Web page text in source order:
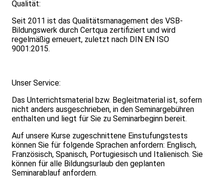
Qualität:
Seit 2011 ist das Qualitätsmanagement des VSB-
Bildungswerk durch Certqua zertifiziert und wird
regelmäßig erneuert, zuletzt nach DIN EN ISO
9001:2015.
Unser Service:
Das Unterrichtsmaterial bzw. Begleitmaterial ist, sofern
nicht anders ausgeschrieben, in den Seminargebühren
enthalten und liegt für Sie zu Seminarbeginn bereit.
Auf unsere Kurse zugeschnittene Einstufungstests
können Sie für folgende Sprachen anfordern: Englisch,
Französisch, Spanisch, Portugiesisch und Italienisch. Sie
können für alle Bildungsurlaub den geplanten
Seminarablauf anfordern.